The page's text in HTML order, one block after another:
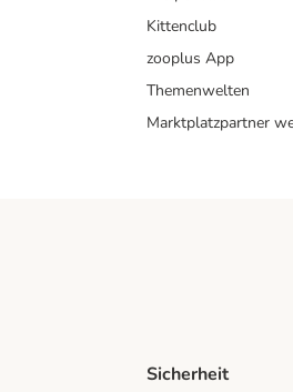
Kittenclub
zooplus App
Themenwelten
Marktplatzpartner
Sicherheit